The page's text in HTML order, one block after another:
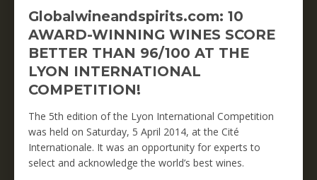
Globalwineandspirits.com: 10
AWARD-WINNING WINES SCORE
BETTER THAN 96/100 AT THE
LYON INTERNATIONAL
COMPETITION!
The 5th edition of the Lyon International Competition
was held on Saturday, 5 April 2014, at the Cité
Internationale. It was an opportunity for experts to
select and acknowledge the world’s best wines.